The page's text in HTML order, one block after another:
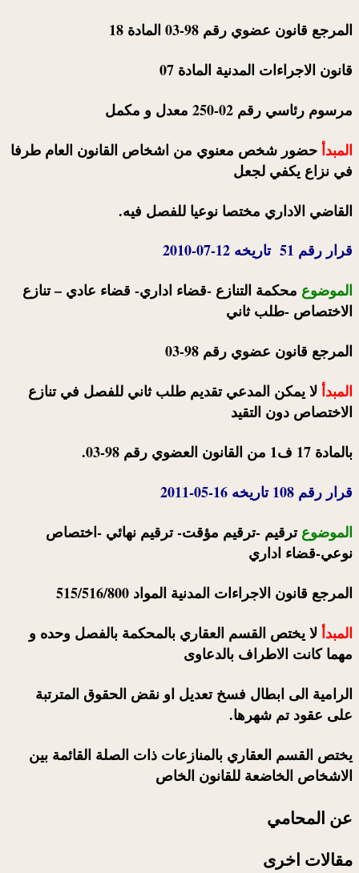
المرجع قانون عضوي رقم 98-03 المادة 18
قانون الاجراءات المدنية المادة 07
مرسوم رئاسي رقم 02-250 معدل و مكمل
المبدأ حضور شخص معنوي من اشخاص القانون العام طرفا
في نزاع يكفي لجعل
القاضي الاداري مختصا نوعيا للفصل فيه.
قرار رقم 51 تاريخه 12-07-2010
الموضوع محكمة التنازع -قضاء اداري- قضاء عادي – تنازع
الاختصاص -طلب ثاني
المرجع قانون عضوي رقم 98-03
المبدأ لا يمكن المدعي تقديم طلب ثاني للفصل في تنازع
الاختصاص دون التقيد
بالمادة 17 ف1 من القانون العضوي رقم 98-03.
قرار رقم 108 تاريخه 16-05-2011
الموضوعترقيم -ترقيم مؤقت- ترقيم نهائي -اختصاص
نوعي-قضاء اداري
المرجع قانون الاجراءات المدنية المواد 515/516/800
المبدأ لا يختص القسم العقاري بالمحكمة بالفصل وحده و
مهما كانت الاطراف بالدعاوى
الرامية الى ابطال فسخ تعديل او نقض الحقوق المترتبة
على عقود تم شهرها.
يختص القسم العقاري بالمنازعات ذات الصلة القائمة بين
الاشخاص الخاضعة للقانون الخاص
عن المحامي
مقالات اخرى